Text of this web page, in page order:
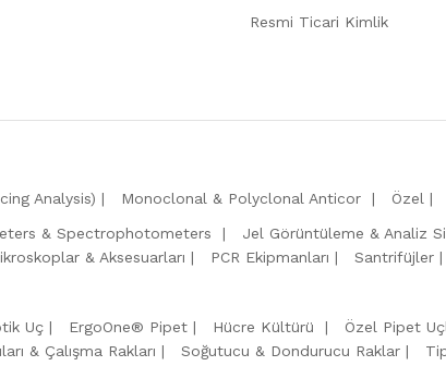
Resmi Ticari Kimlik
Analysis) Monoclonal & Polyclonal Anticor Özel
& Spectrophotometers
Jel Görüntüleme & Analiz
& Aksesuarları PCR Ekipmanları Santrifüjler
Uç ErgoOne® Pipet Hücre Kültürü
Özel Pipet
& Çalışma Rakları Soğutucu & Dondurucu Raklar